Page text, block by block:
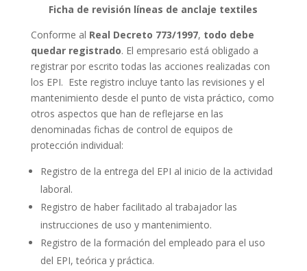
Ficha de revisión líneas de anclaje textiles
Conforme al Real Decreto 773/1997, todo debe
quedar registrado. El empresario está obligado a
registrar por escrito todas las acciones realizadas con
los EPI. Este registro incluye tanto las revisiones y el
mantenimiento desde el punto de vista práctico, como
otros aspectos que han de reflejarse en las
denominadas fichas de control de equipos de
protección individual:
Registro de la entrega del EPI al inicio de la actividad
laboral.
Registro de haber facilitado al trabajador las
instrucciones de uso y mantenimiento.
Registro de la formación del empleado para el uso
del EPI, teórica y práctica.